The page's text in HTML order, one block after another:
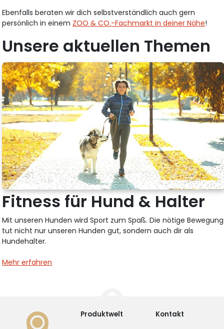
Ebenfalls beraten wir dich selbstverständlich auch gern
persönlich in einem ZOO & CO.-Fachmarkt in deiner Nähe!
Unsere aktuellen Themen
Fitness für Hund & Halter
Mit unseren Hunden wird Sport zum Spaß. Die nötige Bewegung
tut nicht nur unseren Hunden gut, sondern auch dir als
Hundehalter.
Mehr erfahren
Produktwelt Kontakt